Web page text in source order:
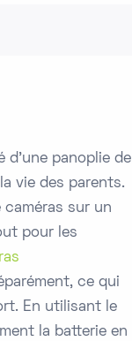
d'une panoplie de
vie des parents.
sur un
pour les
ce qui
En utilisant le
la batterie en